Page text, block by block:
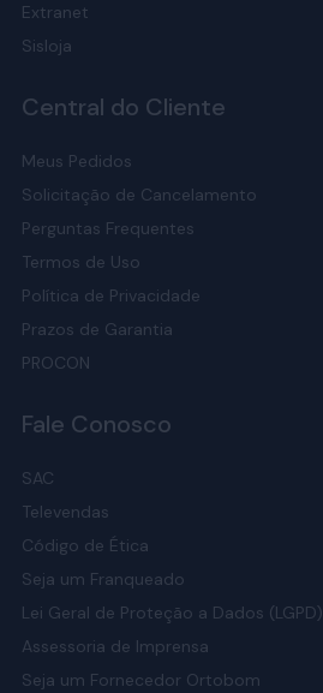
Extranet
Sisloja
Central do Cliente
Meus Pedidos
Solicitação de Cancelamento
Perguntas Frequentes
Termos de Uso
Política de Privacidade
Prazos de Garantia
PROCON
Fale Conosco
SAC
Televendas
Código de Ética
Seja um Franqueado
Lei Geral de Proteção a Dados (LGPD)
Assessoria de Imprensa
Seja um Fornecedor Ortobom